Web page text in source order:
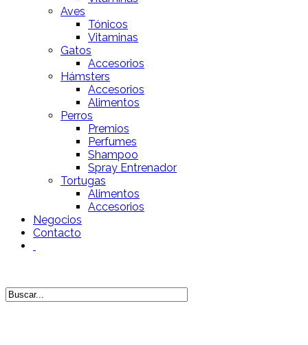
Aves
Tónicos
Vitaminas
Gatos
Accesorios
Hámsters
Accesorios
Alimentos
Perros
Premios
Perfumes
Shampoo
Spray Entrenador
Tortugas
Alimentos
Accesorios
Negocios
Contacto